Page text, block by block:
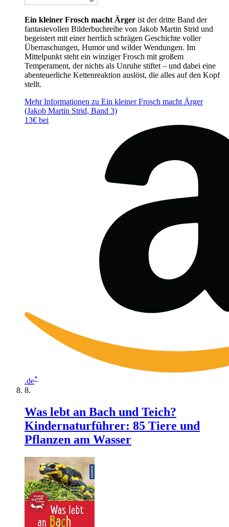
Ein kleiner Frosch macht Ärger ist der dritte Band der
fantasievollen Bilderbuchreihe von Jakob Martin Strid und
begeistert mit einer herrlich schrägen Geschichte voller
Überraschungen, Humor und wilder Wendungen. Im
Mittelpunkt steht ein winziger Frosch mit großem
Temperament, der nichts als Unruhe stiftet – und dabei eine
abenteuerliche Kettenreaktion auslöst, die alles auf den Kopf
stellt.
Mehr Informationen zu Ein kleiner Frosch macht Ärger
(Jakob Martin Strid, Band 3)
13€ bei
.de*
Was lebt an Bach und Teich?
Kindernaturführer: 85 Tiere und
Pflanzen am Wasser